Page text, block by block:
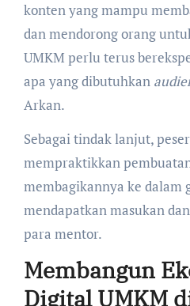
konten yang mampu
dan mendorong orang
UMKM perlu terus
apa yang dibutuhkan
Arkan.
Sebagai tindak lanjut,
mempraktikkan
membagikannya ke
mendapatkan masukan
para mentor.
Membangun
Digital UMKM